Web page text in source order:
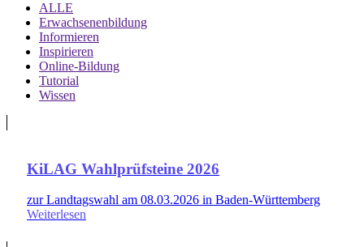
ALLE
Erwachsenenbildung
Informieren
Inspirieren
Online-Bildung
Tutorial
Wissen
KiLAG Wahlprüfsteine 2026
zur Landtagswahl am 08.03.2026 in Baden-Württemberg
Weiterlesen